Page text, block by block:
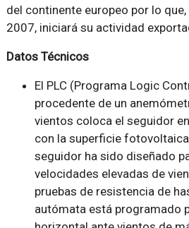
del continente europeo por lo
2007, iniciará su actividad
Datos Técnicos
El PLC (Programa Logic
procedente de un
vientos coloca el seguidor
con la superficie
seguidor ha sido diseñado
velocidades elevadas de
pruebas de resistencia de
autómata está programado